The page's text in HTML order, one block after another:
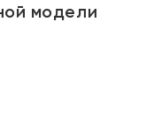
модели